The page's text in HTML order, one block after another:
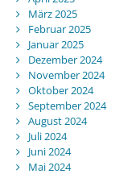
März 2025
Februar 2025
Januar 2025
Dezember 2024
November 2024
Oktober 2024
September 2024
August 2024
Juli 2024
Juni 2024
Mai 2024